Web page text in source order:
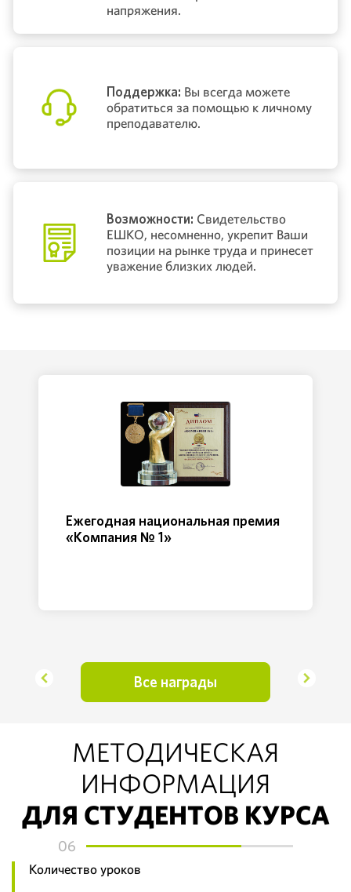
напряжения.
Поддержка: Вы всегда можете
обратиться за помощью к личному
преподавателю.
Возможности: Свидетельство
ЕШКО, несомненно, укрепит Ваши
позиции на рынке труда и принесет
уважение близких людей.
Ежегодная национальная премия
«Компания № 1»
Все награды
МЕТОДИЧЕСКАЯ
ИНФОРМАЦИЯ
ДЛЯ СТУДЕНТОВ КУРСА
06
Количество уроков